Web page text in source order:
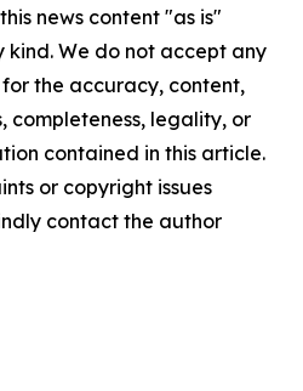
news content "as is"
We do not accept any
the accuracy, content,
completeness, legality, or
contained in this article.
or copyright issues
contact the author